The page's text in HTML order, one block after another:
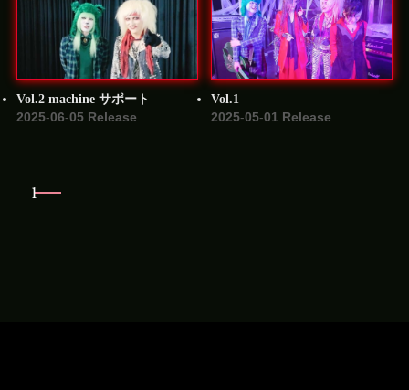
Vol.2 machine サポート
2025-06-05 Release
Vol.1
2025-05-01 Release
1